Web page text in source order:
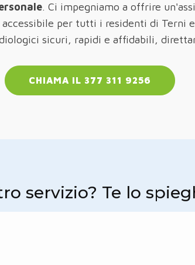
. Ci impegniamo a offrire
per tutti i residenti di Terni
sicuri, rapidi e affidabili,
CHIAMA IL 377 311 9256
servizio? Te lo